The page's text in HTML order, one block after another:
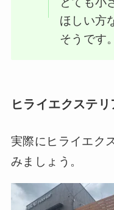
ほしい方
そうです。
ヒライエクステリ
実際にヒライエク
みましょう。